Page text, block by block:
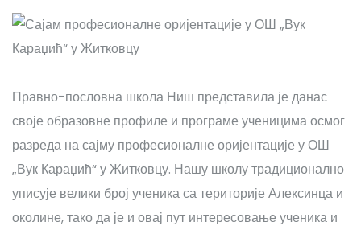
Правно-пословна школа Ниш представила је данас
своје образовне профиле и програме ученицима осмог
разреда на сајму професионалне оријентације у ОШ
„Вук Караџић“ у Житковцу. Нашу школу традиционално
уписује велики број ученика са територије Алексинца и
околине, тако да је и овај пут интересовање ученика и